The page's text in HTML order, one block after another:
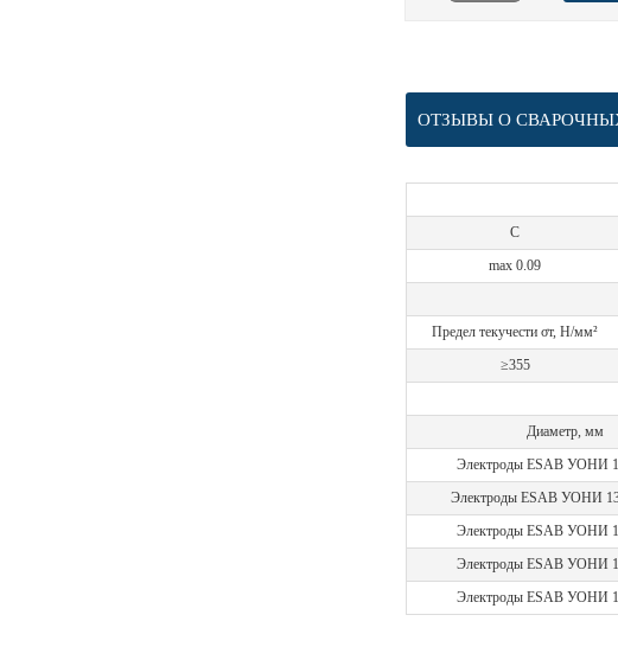
ОТЗЫВЫ О
C
max 0.09
Предел текучести σт, Н/мм²
≥355
Диаметр, мм
Электроды ESAB УОНИ
Электроды ESAB УОНИ
Электроды ESAB УОНИ
Электроды ESAB УОНИ
Электроды ESAB УОНИ